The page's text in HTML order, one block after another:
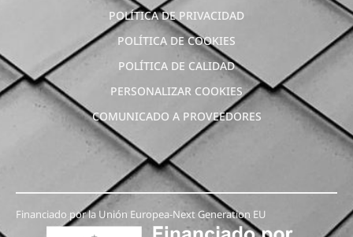
POLÍTICA DE PRIVACIDAD
POLÍTICA DE COOKIES
POLÍTICA DE CALIDAD
PERSONALIZAR COOKIES
COMUNICADO A PROVEEDORES
Financiado por la Unión Europea-Next Generation EU